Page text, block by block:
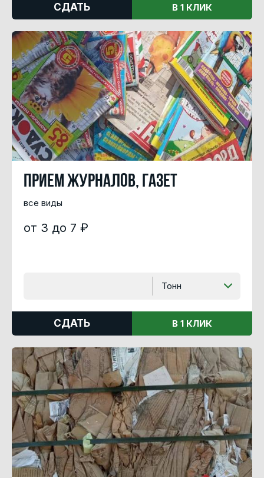
СДАТЬ В 1 КЛИК
Прием журналов, газет
все виды
от 3 до 7 ₽
Тонн
СДАТЬ В 1 КЛИК